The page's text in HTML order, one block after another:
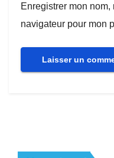
Enregistrer mon
navigateur pour mon